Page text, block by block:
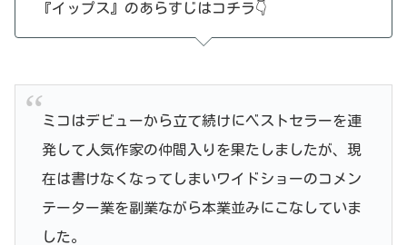
『イップス』のあらすじはコチラ👇
ミコはデビューから立て続けにベストセラーを連
発して人気作家の仲間入りを果たしましたが、現
在は書けなくなってしまいワイドショーのコメン
テーター業を副業ながら本業並みにこなしていま
した。